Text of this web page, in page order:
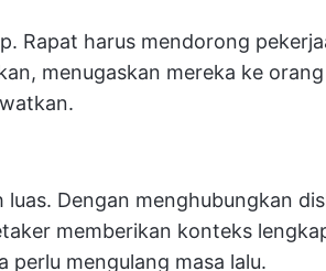
Rapat harus mendorong
menugaskan mereka ke
Dengan menghubungkan
memberikan konteks
perlu mengulang masa lalu.